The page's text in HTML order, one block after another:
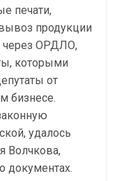
печати,
продукции
через ОРДЛО,
которыми
от
бизнесе.
удалось
Волчкова,
документах.